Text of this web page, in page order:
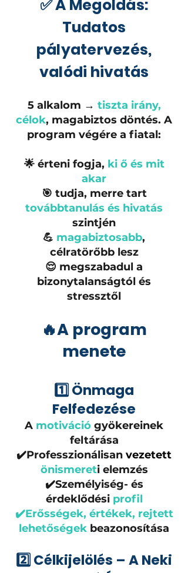
✅ A Megoldás:
Tudatos
pályatervezés,
valódi hivatás
5 alkalom → tiszta irány,
célok, magabiztos döntés. A
program végére a fiatal:
🌟 érteni fogja, ki ő és mit
akar
🎯 tudja, merre tart
továbbtanulás és hivatás
szintjén
💪 magabiztosabb,
célratörőbb lesz
😌 megszabadul a
bizonytalanságtól és
stressztől
🔥A program
menete
1️⃣ Önmaga
Felfedezése
A motiváció gyökereinek
feltárása
✔️Professzionálisan vezetett
önismereti elemzés
✔️Személyiség- és
érdeklődési profil
✔️Erősségek, értékek, rejtett
lehetőségek beazonosítása
2️⃣ Célkijelölés – A Neki